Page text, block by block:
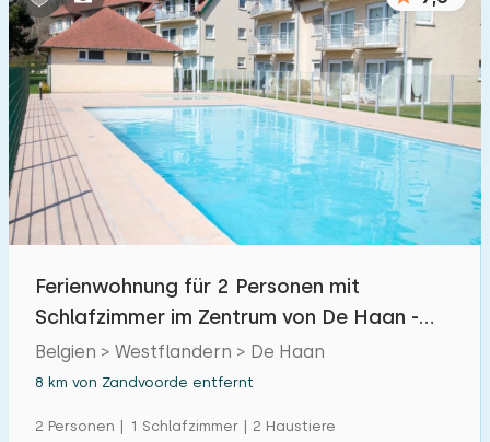
1 2 3 4 5
Badezimmer:
1 2 3 5
Entfernungen
1 5 10 20
Zum Meer :
Ferienwohnung für 2 Personen mit
Schlafzimmer im Zentrum von De Haan -
belgischen Küste
Belgien > Westflandern > De Haan
8 km von Zandvoorde entfernt
2 Personen | 1 Schlafzimmer | 2 Haustiere